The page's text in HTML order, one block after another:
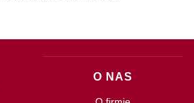
O NAS